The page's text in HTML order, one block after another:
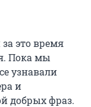
это время
Пока мы
узнавали
и
добрых фраз.